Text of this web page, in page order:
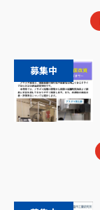
募集中